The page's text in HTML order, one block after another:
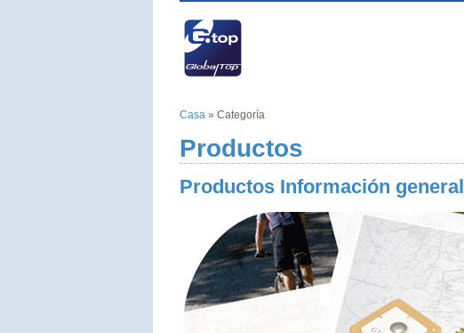
Casa » Categoría
Productos
Productos Información general